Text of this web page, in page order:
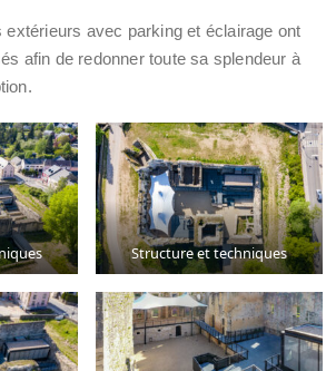
extérieurs avec parking et éclairage ont
afin de redonner toute sa splendeur à
Structure et techniques